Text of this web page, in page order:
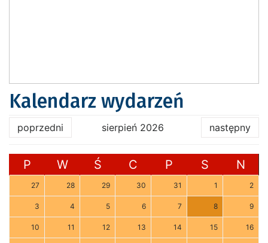
Kalendarz wydarzeń
poprzedni sierpień 2026 następny
P W Ś C P S N
27 28 29 30 31 1 2
3 4 5 6 7 8 9
10 11 12 13 14 15 16